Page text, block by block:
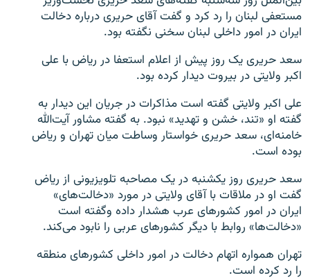
English
به ما بپیوندید
زبان‌های دیگر
مستعفی لبنان را رد کرد و گفت آقای حریری درباره دخالت
ایران در امور داخلی لبنان سخنی نگفته بود.
سعد حریری یک روز پیش از اعلام استعفا در ریاض با علی
اکبر ولایتی در بیروت دیدار کرده بود.
علی اکبر ولایتی گفته است مذاکرات در جریان این دیدار به
گفته او «تند، خشن و تهدید» نبود. به گفته مشاور آیت‌الله
خامنه‌ای، سعد حریری خواستار وساطت میان تهران و ریاض
بوده است.
سعد حریری روز یکشنبه در یک مصاحبه تلویزیونی از ریاض
گفت او در ملاقات با آقای ولایتی در مورد «دخالت‌های»
ایران در امور کشورهای عرب هشدار داده وگفته است
«دخالت‌ها» روابط با دیگر کشورهای عربی را نابود می‌کند.
تهران همواره اتهام دخالت در امور داخلی کشورهای منطقه
را رد کرده است.